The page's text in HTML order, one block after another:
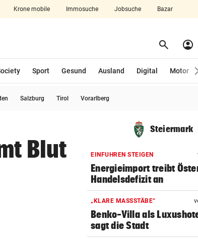
Krone mobile Immosuche Jobsuche Bazar
search Suchen
account_circle
Sport Gesund Ausland Digital Motor
Salzburg Tirol Vorarlberg
Blut
Steiermark
EINFUHREN STEIGEN
Energieimport treibt
Handelsdefizit an
„KLARE MASSSTÄBE“
Benko-Villa als
sagt die Stadt